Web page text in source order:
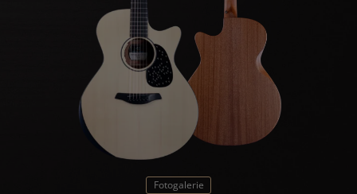
Fotogalerie